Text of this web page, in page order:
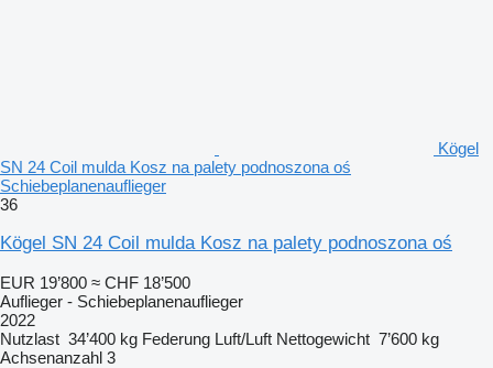
Kögel
SN 24 Coil mulda Kosz na palety podnoszona oś
Schiebeplanenauflieger
36
Kögel SN 24 Coil mulda Kosz na palety podnoszona oś
EUR 19’800 ≈ CHF 18’500
Auflieger - Schiebeplanenauflieger
2022
Nutzlast 34’400 kg Federung Luft/Luft Nettogewicht 7’600 kg
Achsenanzahl 3